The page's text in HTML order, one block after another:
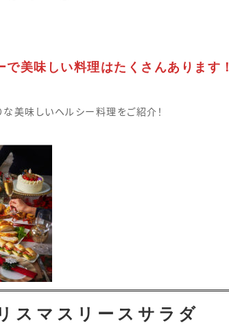
美味しい料理はたくさんあります！
美味しいヘルシー料理をご紹介！
スマスリースサラダ